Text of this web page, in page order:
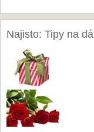
Najisto: Tipy na